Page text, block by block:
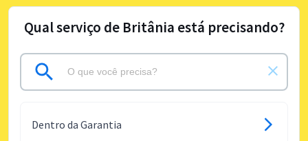
Qual serviço de Britânia está precisando?
Dentro da Garantia